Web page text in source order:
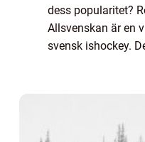
dess popularitet?
Allsvenskan är en
svensk ishockey.